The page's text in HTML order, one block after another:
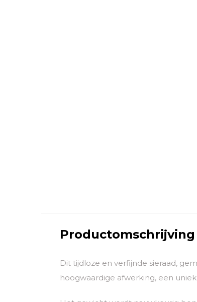
Productomschrijving
Dit tijdloze en verfijnde sieraad,
hoogwaardige afwerking, een